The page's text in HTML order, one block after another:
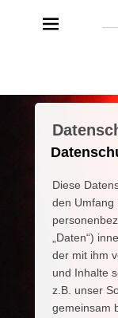
Freies
P
s
t
e
o
n
2
4
Diese
den Umfang
„Daten“)
der mit ihm
und Inhalte
z.B. unser
gemeinsam